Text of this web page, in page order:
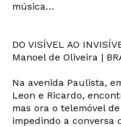
música…
DO VISÍVEL AO
Manoel de Oliveira |
Na avenida Paulista,
Leon e Ricardo,
mas ora o telemóvel
impedindo a conversa